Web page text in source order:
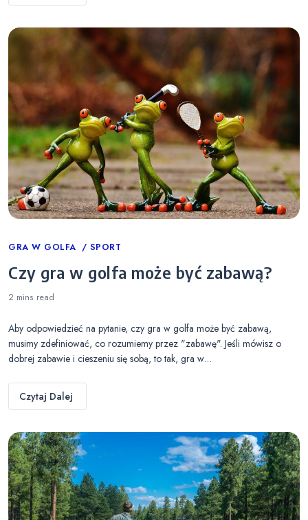
Categories
GRA W GOLFA SPORT
Czy gra w golfa może być zabawą?
2 mins read
Aby odpowiedzieć na pytanie, czy gra w golfa może być zabawą,
musimy zdefiniować, co rozumiemy przez "zabawę". Jeśli mówisz o
dobrej zabawie i cieszeniu się sobą, to tak, gra w…
Czytaj Dalej